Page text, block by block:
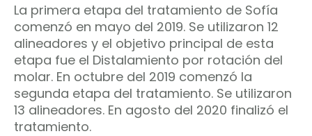
La primera etapa del tratamiento de Sofía
comenzó en mayo del 2019. Se utilizaron 12
alineadores y el objetivo principal de esta
etapa fue el Distalamiento por rotación del
molar. En octubre del 2019 comenzó la
segunda etapa del tratamiento. Se utilizaron
13 alineadores. En agosto del 2020 finalizó el
tratamiento.